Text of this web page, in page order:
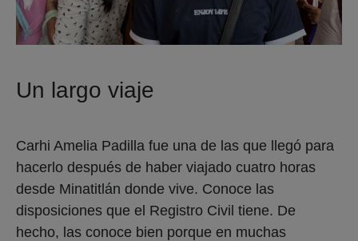
Un largo viaje
Carhi Amelia Padilla fue una de las que llegó para
hacerlo después de haber viajado cuatro horas
desde Minatitlán donde vive. Conoce las
disposiciones que el Registro Civil tiene. De
hecho, las conoce bien porque en muchas